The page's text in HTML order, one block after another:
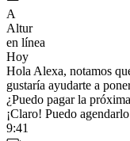
A
Altur
en línea
Hoy
Hola Alexa, notamos
gustaría ayudarte a
¿Puedo pagar la
¡Claro! Puedo
9:41